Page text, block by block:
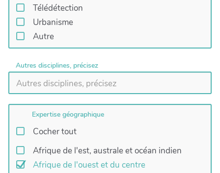
Télédétection
Urbanisme
Autre
Autres disciplines, précisez
Expertise géographique
Cocher tout
Afrique de l'est, australe et océan indien
Afrique de l'ouest et du centre